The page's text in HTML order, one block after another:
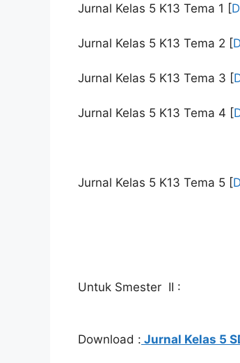
Jurnal Kelas 5 K13 Tema 1 [
Jurnal Kelas 5 K13 Tema 2 [
Jurnal Kelas 5 K13 Tema 3 [
Jurnal Kelas 5 K13 Tema 4 [
Jurnal Kelas 5 K13 Tema 5 [
Untuk Smester II :
Download : Jurnal Kelas 5